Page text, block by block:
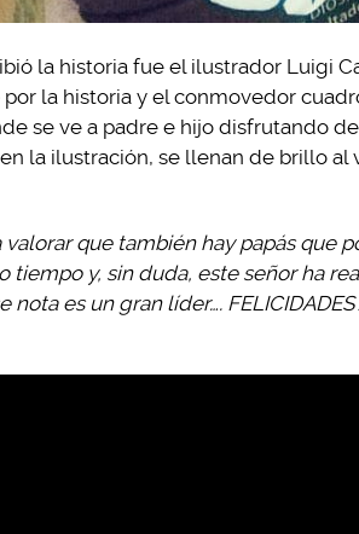
la historia fue el ilustrador Luigi
la historia y el conmovedor
se ve a padre e hijo disfrutando
la ilustración, se llenan de brillo al
que también hay papás que
tiempo y, sin duda, este señor ha
es un gran líder…. FELICIDADES